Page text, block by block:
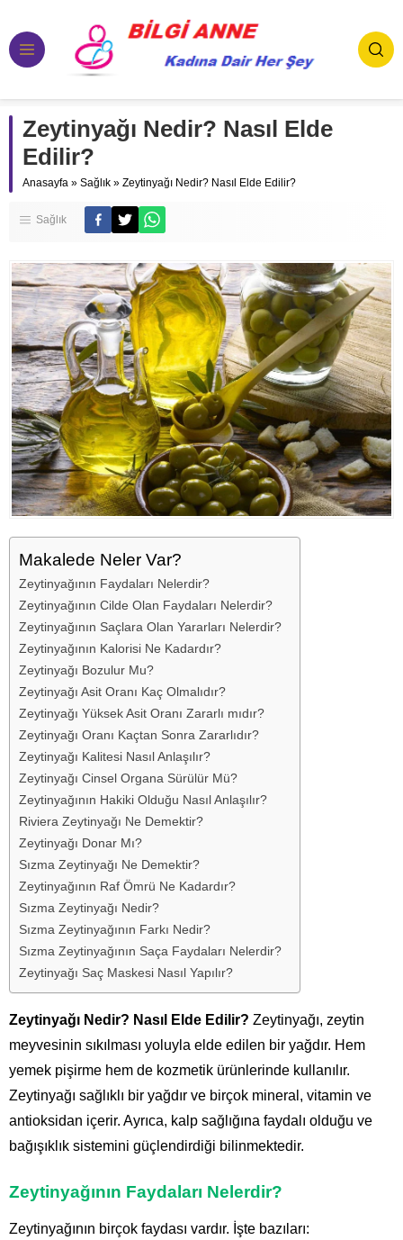
Zeytinyağı Nedir? Nasıl Elde
Edilir?
Anasayfa » Sağlık » Zeytinyağı Nedir? Nasıl Elde Edilir?
Sağlık
Makalede Neler Var?
Zeytinyağının Faydaları Nelerdir?
Zeytinyağının Cilde Olan Faydaları Nelerdir?
Zeytinyağının Saçlara Olan Yararları Nelerdir?
Zeytinyağının Kalorisi Ne Kadardır?
Zeytinyağı Bozulur Mu?
Zeytinyağı Asit Oranı Kaç Olmalıdır?
Zeytinyağı Yüksek Asit Oranı Zararlı mıdır?
Zeytinyağı Oranı Kaçtan Sonra Zararlıdır?
Zeytinyağı Kalitesi Nasıl Anlaşılır?
Zeytinyağı Cinsel Organa Sürülür Mü?
Zeytinyağının Hakiki Olduğu Nasıl Anlaşılır?
Riviera Zeytinyağı Ne Demektir?
Zeytinyağı Donar Mı?
Sızma Zeytinyağı Ne Demektir?
Zeytinyağının Raf Ömrü Ne Kadardır?
Sızma Zeytinyağı Nedir?
Sızma Zeytinyağının Farkı Nedir?
Sızma Zeytinyağının Saça Faydaları Nelerdir?
Zeytinyağı Saç Maskesi Nasıl Yapılır?
Zeytinyağı Nedir? Nasıl Elde Edilir? Zeytinyağı, zeytin
meyvesinin sıkılması yoluyla elde edilen bir yağdır. Hem
yemek pişirme hem de kozmetik ürünlerinde kullanılır.
Zeytinyağı sağlıklı bir yağdır ve birçok mineral, vitamin ve
antioksidan içerir. Ayrıca, kalp sağlığına faydalı olduğu ve
bağışıklık sistemini güçlendirdiği bilinmektedir.
Zeytinyağının Faydaları Nelerdir?
Zeytinyağının birçok faydası vardır. İşte bazıları: